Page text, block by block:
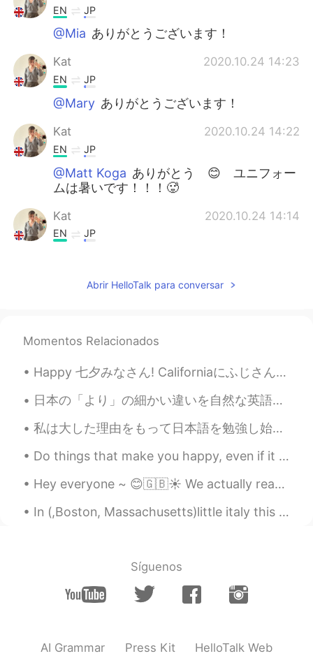
EN JP
@Mia ありがとうございます！
Kat 2020.10.24 14:23
EN JP
@Mary ありがとうございます！
Kat 2020.10.24 14:22
EN JP
@Matt Koga ありがとう 😊 ユニフォー
ムは暑いです！！！🥵
Kat 2020.10.24 14:14
EN JP
乗馬のユニフォームはキリっとしていて、
😘😘
Naomi 2020.10.24 13:28
馬に乗りたいです。🐎😍
Mary 2020.10.24 12:59
場馬
つの間に競争
します。
Abrir HelloTalk para conversar
Momentos Relacionados
Happy 七夕みなさん! Californiaにふじさんのキヨウダイの山はMount Shasta. so from one brother mountain to another broth...
日本の「より」の細かい違いを自然な英語にしてみようと思いました。 私より（ずっと）上手です。 You're (way) better than me. 私よりも上手です。 You're ev...
私は大した理由をもって日本語を勉強し始めた訳じゃない、ただ好奇心で始めた。最初の頃は凄く楽しかった、新しい単語や文法を覚えたらウキウキしてた。だが、勉強すればするほどそれも次第になくなった。だか...
Do things that make you happy, even if it is something small. Little victories go a long way! i h...
Hey everyone ~ 😊🇬🇧☀️ We actually reached a milestone on my HelloTalk account ~~ We were able t...
In (,Boston, Massachusetts)little italy this Monday evening up in the Northern End 😍😍😭was fanta...
Síguenos
AI Grammar Press Kit HelloTalk Web